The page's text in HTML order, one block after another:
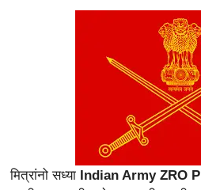
मित्रांनो सध्या Indian Army ZRO